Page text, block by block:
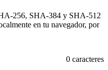
256, SHA-384 y SHA-512
en tu navegador, por
0 caracteres